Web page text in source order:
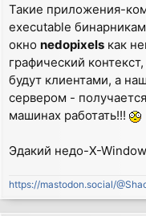
Такие приложения-
executable
окно nedopixels как
графический
будут клиентами, а
сервером -
машинах работать!!!
Эдакий недо-X-
https://mastodon.social/